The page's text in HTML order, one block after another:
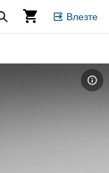
Влезте